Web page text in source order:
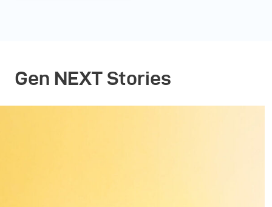
Gen NEXT Stories